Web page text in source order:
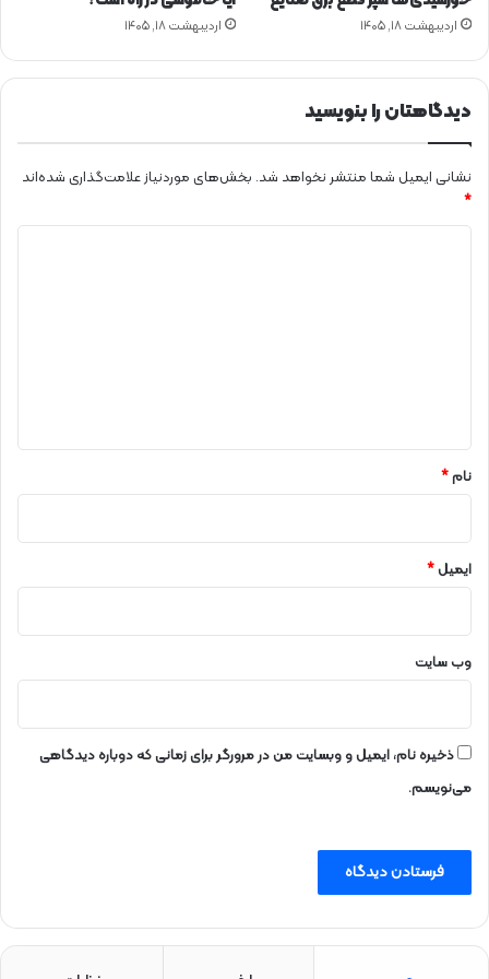
اردیبهشت ۱۸, ۱۴۰۵ اردیبهشت ۱۸, ۱۴۰۵
دیدگاهتان را بنویسید
نشانی ایمیل شما منتشر نخواهد شد. بخش‌های موردنیاز علامت‌گذاری شده‌اند
*
نام*
ایمیل*
وب‌ سایت
ذخیره نام، ایمیل و وبسایت من در مرورگر برای زمانی که دوباره دیدگاهی
می‌نویسم.